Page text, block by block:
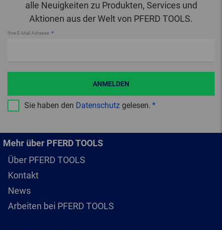
alle Neuigkeiten zu Produkten, Services und
Aktionen aus der Welt von PFERD TOOLS.
Ihre E-Mail Adresse
Sie haben den Datenschutz gelesen.
ANMELDEN
Mehr über PFERD TOOLS
Über PFERD TOOLS
Kontakt
News
Arbeiten bei PFERD TOOLS